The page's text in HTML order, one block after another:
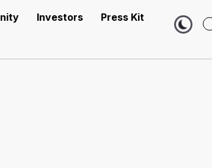
Investors
Press Kit